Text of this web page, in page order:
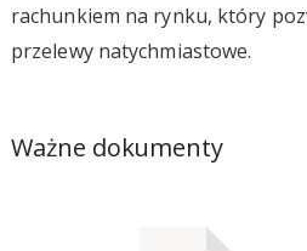
rachunkiem na rynku, który
przelewy natychmiastowe.
Ważne dokumenty